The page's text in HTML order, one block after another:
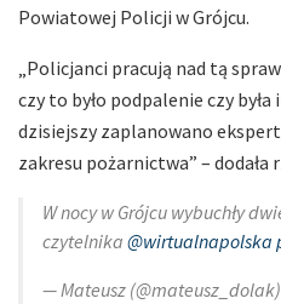
Powiatowej Policji w Grójcu.
„Policjanci pracują nad tą
czy to było podpalenie czy
dzisiejszy zaplanowano
zakresu pożarnictwa” – dodała
W nocy w Grójcu wybuchły
czytelnika @wirtualnapolska
— Mateusz (@mateusz_dolak)